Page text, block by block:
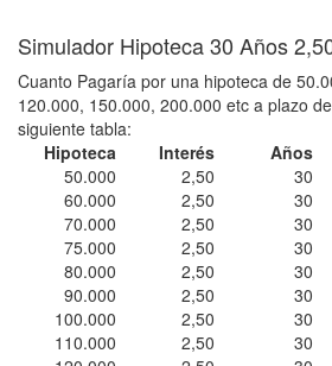
Simulador Hipoteca 30 Años
Cuanto Pagaría por una hipoteca de
120.000, 150.000, 200.000 etc a plazo
siguiente tabla:
Hipoteca
Interés Años
50.000
2,50 30
60.000
2,50 30
70.000
2,50 30
75.000
2,50 30
80.000
2,50 30
90.000
2,50 30
100.000
2,50 30
110.000
2,50 30